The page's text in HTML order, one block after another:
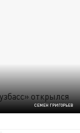
СЕМЕН ГРИГОРЬЕВ